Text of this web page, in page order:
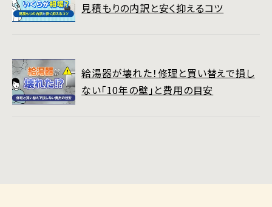
見積もりの内訳と安く抑えるコツ
給湯器が壊れた！修理と買い替えで損し
ない「10年の壁」と費用の目安